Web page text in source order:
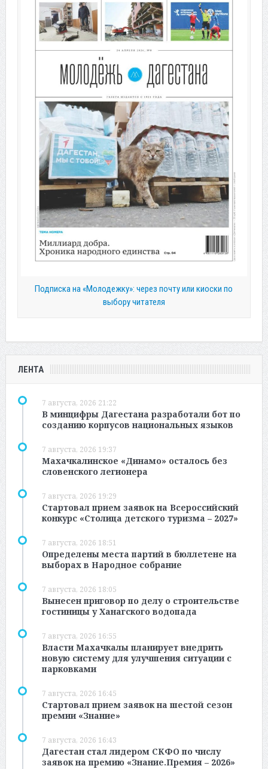
Подписка на «Молодежку»: через почту или киоски по
выбору читателя
ЛЕНТА
7 августа, 2026 21:22
В минцифры Дагестана разработали бот по
созданию корпусов национальных языков
7 августа, 2026 19:37
Махачкалинское «Динамо» осталось без
словенского легионера
7 августа, 2026 19:29
Стартовал прием заявок на Всероссийский
конкурс «Столица детского туризма – 2027»
7 августа, 2026 18:51
Определены места партий в бюллетене на
выборах в Народное собрание
7 августа, 2026 18:05
Вынесен приговор по делу о строительстве
гостиницы у Ханагского водопада
7 августа, 2026 16:55
Власти Махачкалы планирует внедрить
новую систему для улучшения ситуации с
парковками
7 августа, 2026 16:45
Стартовал прием заявок на шестой сезон
премии «Знание»
7 августа, 2026 16:43
Дагестан стал лидером СКФО по числу
заявок на премию «Знание.Премия – 2026»